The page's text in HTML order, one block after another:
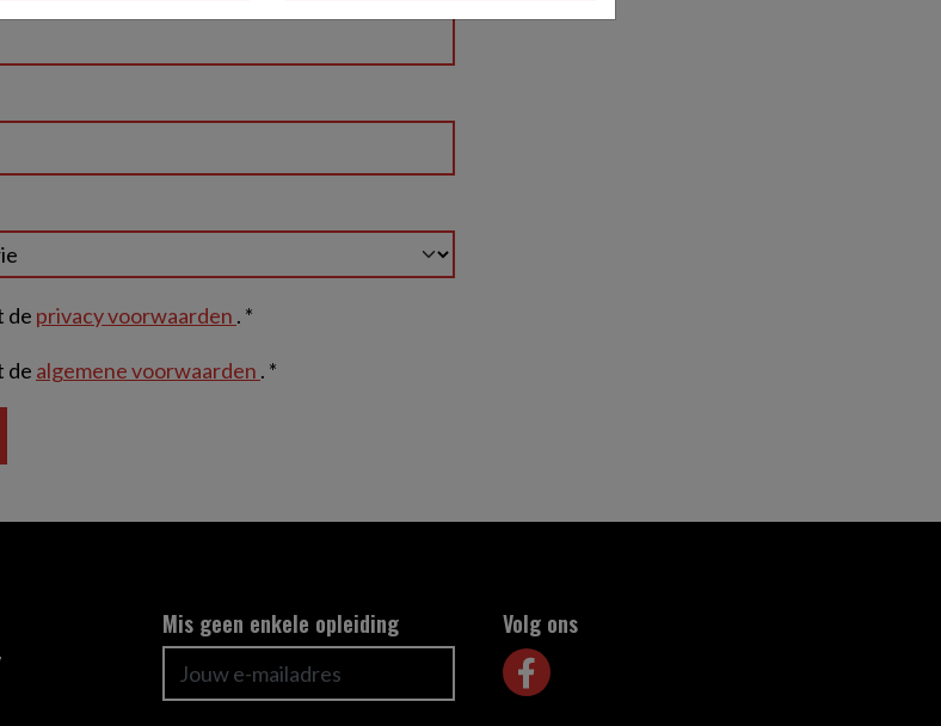
de privacy voorwaarden . *
de algemene voorwaarden . *
Mis geen enkele opleiding Volg ons